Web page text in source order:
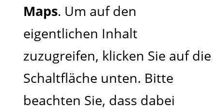
Maps. Um auf den
eigentlichen Inhalt
zuzugreifen, klicken Sie auf die
Schaltfläche unten. Bitte
beachten Sie, dass dabei